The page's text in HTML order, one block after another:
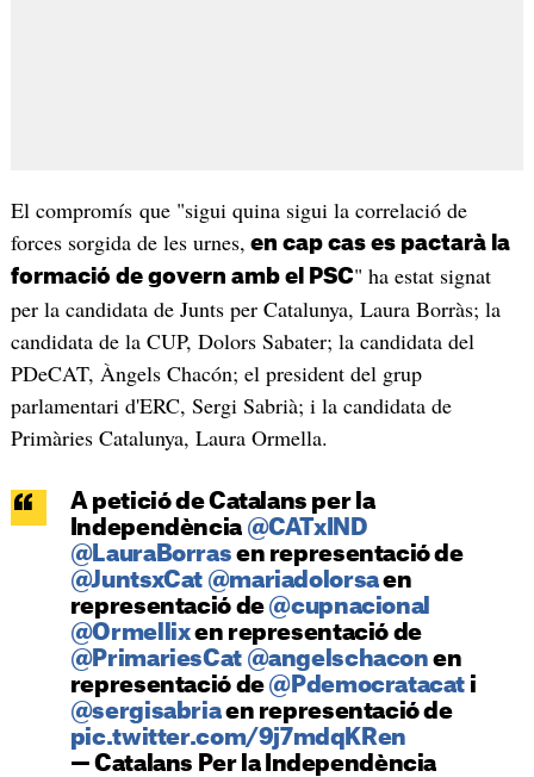
El compromís que "sigui quina sigui la correlació de
forces sorgida de les urnes, en cap cas es pactarà la
formació de govern amb el PSC" ha estat signat
per la candidata de Junts per Catalunya, Laura Borràs; la
candidata de la CUP, Dolors Sabater; la candidata del
PDeCAT, Àngels Chacón; el president del grup
parlamentari d'ERC, Sergi Sabrià; i la candidata de
Primàries Catalunya, Laura Ormella.
A petició de Catalans per la
Independència @CATxIND
@LauraBorras en representació de
@JuntsxCat @mariadolorsaen
representació de @cupnacional
@Ormellixen representació de
@PrimariesCat @angelschacon en
representació de @Pdemocratacat i
@sergisabriaen representació de
pic.twitter.com/9j7mdqKRen
— Catalans Per la Independència